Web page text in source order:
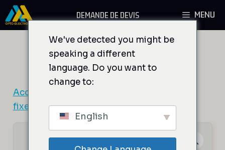
Aller
au
MENU
DEMANDE DE DEVIS
Accueil
fixe / MODA(B) Standard Fixed Frequency
We've detected you might be
speaking a different
language. Do you want to
change to:
English